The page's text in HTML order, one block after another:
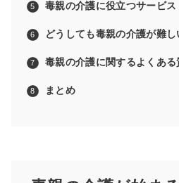
毒親の介護に役立つサービス
どうしても毒親の介護が難
毒親の介護に関するよくある
まとめ